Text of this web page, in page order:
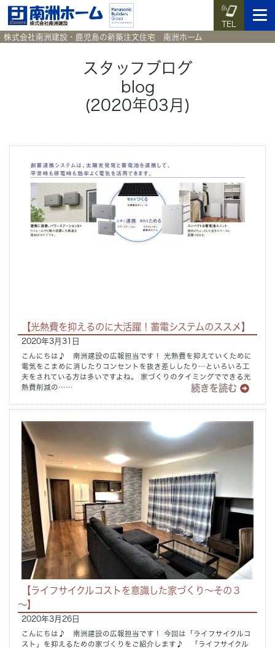
TEL
暮らしのコラム
News 新着情報
Works 施工実例集
Voice
Techno EX
株式会社南洲建設・鹿児島の新築注文住宅 南洲ホーム
スタッフブログ
blog
(2020年03月)
【光熱費を抑えるのに大活躍！蓄電システムのススメ】
2020年3月31日
こんにちは♪ 南洲建設の広報担当です！ 光熱費を抑えていくために
電気をこまめに消したりコンセントを抜き差ししたり…といろいろ工
夫をされている方は多いですよね。 家づくりのタイミングでできる光
熱費削減の……
続きを読む
【ライフサイクルコストを意識した家づくり～その３
～】
2020年3月26日
こんにちは♪ 南洲建設の広報担当です！ 今回は「ライフサイクルコ
スト」を抑えるための家づくりをご紹介します♪ 「ライフサイクル